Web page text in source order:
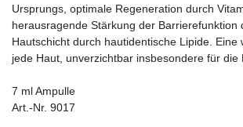
Ursprungs, optimale Regeneration durch
herausragende Stärkung der Barrierefunktion
Hautschicht durch hautidentische Lipide. Eine
jede Haut, unverzichtbar insbesondere für die
7 ml Ampulle
Art.-Nr. 9017